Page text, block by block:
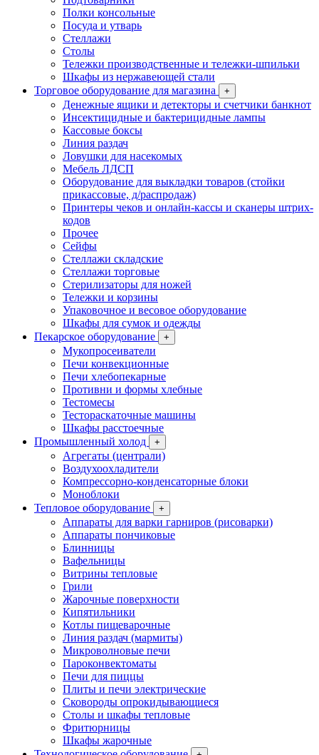
Полки консольные
Посуда и утварь
Стеллажи
Столы
Тележки производственные и тележки-шпильки
Шкафы из нержавеющей стали
Торговое оборудование для магазина
+
Денежные ящики и детекторы и счетчики банкнот
Инсектицидные и бактерицидные лампы
Кассовые боксы
Линия раздач
Ловушки для насекомых
Мебель ЛДСП
Оборудование для выкладки товаров (стойки
прикассовые, д/распродаж)
Принтеры чеков и онлайн-кассы и сканеры штрих-
кодов
Прочее
Сейфы
Стеллажи складские
Стеллажи торговые
Стерилизаторы для ножей
Тележки и корзины
Упаковочное и весовое оборудование
Шкафы для сумок и одежды
Пекарское оборудование
+
Мукопросеиватели
Печи конвекционные
Печи хлебопекарные
Противни и формы хлебные
Тестомесы
Тестораскаточные машины
Шкафы расстоечные
Промышленный холод
+
Агрегаты (централи)
Воздухоохладители
Компрессорно-конденсаторные блоки
Моноблоки
Тепловое оборудование
+
Аппараты для варки гарниров (рисоварки)
Аппараты пончиковые
Блинницы
Вафельницы
Витрины тепловые
Грили
Жарочные поверхности
Кипятильники
Котлы пищеварочные
Линия раздач (мармиты)
Микроволновые печи
Пароконвектоматы
Печи для пиццы
Плиты и печи электрические
Сковороды опрокидывающиеся
Столы и шкафы тепловые
Фритюрницы
Шкафы жарочные